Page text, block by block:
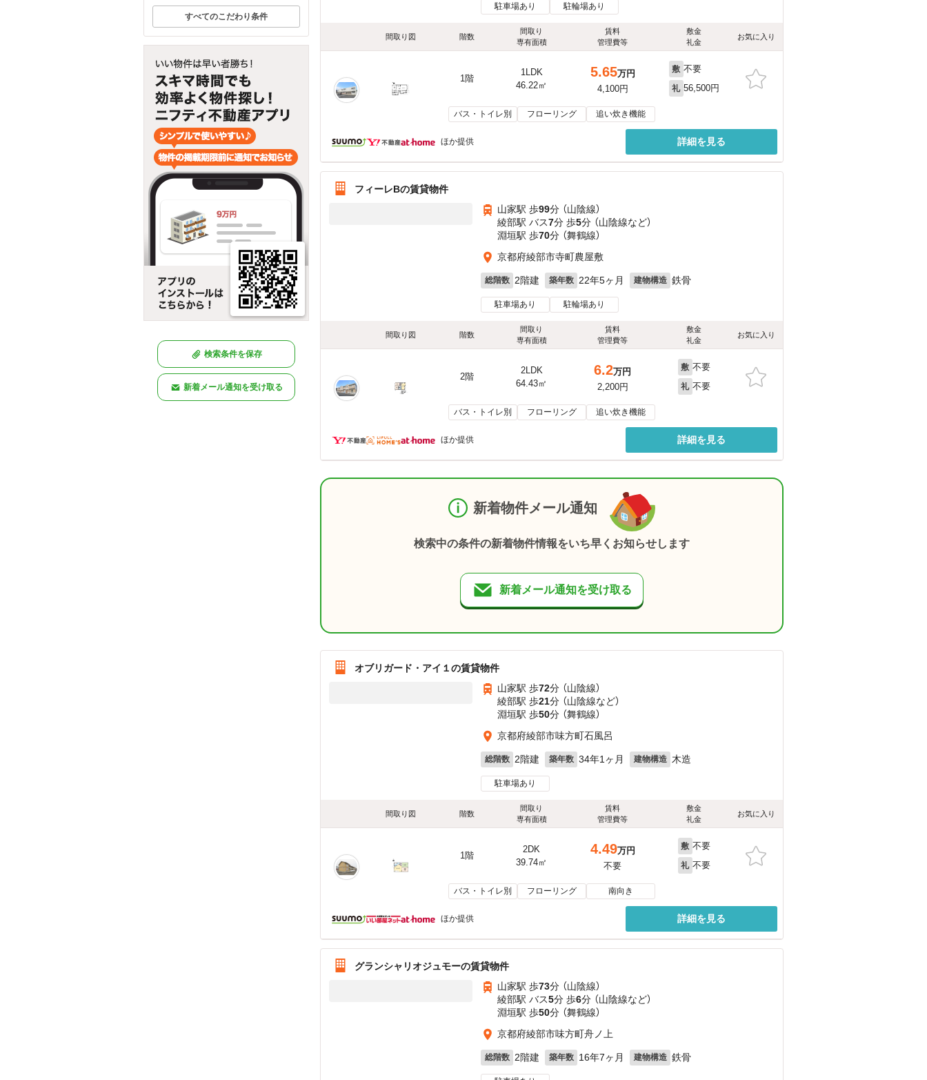
すべてのこだわり条件
検索条件を保存
新着メール通知を受け取る
駐車場あり 駐輪場あり
間取り図 階数
間取り
専有面積
賃料
管理費等
敷金
礼金
お気に入り
1階
1LDK
46.22㎡
5.65万円
4,100円
敷 不要
礼 56,500円
バス・トイレ別 フローリング 追い炊き機能
ほか提供 詳細を見る
フィーレBの賃貸物件
山家駅 歩99分 （山陰線）
綾部駅 バス7分 歩5分 （山陰線など）
淵垣駅 歩70分 （舞鶴線）
京都府綾部市寺町農屋敷
総階数 2階建 築年数 22年5ヶ月 建物構造 鉄骨
駐車場あり 駐輪場あり
間取り図 階数
間取り
専有面積
賃料
管理費等
敷金
礼金
お気に入り
2階
2LDK
64.43㎡
6.2万円
2,200円
敷 不要
礼 不要
バス・トイレ別 フローリング 追い炊き機能
ほか提供 詳細を見る
新着物件メール通知
検索中の条件の新着物件情報をいち早くお知らせします
新着メール通知を受け取る
オブリガード・アイ１の賃貸物件
山家駅 歩72分 （山陰線）
綾部駅 歩21分 （山陰線など）
淵垣駅 歩50分 （舞鶴線）
京都府綾部市味方町石風呂
総階数 2階建 築年数 34年1ヶ月 建物構造 木造
駐車場あり
間取り図 階数
間取り
専有面積
賃料
管理費等
敷金
礼金
お気に入り
1階
2DK
39.74㎡
4.49万円
不要
敷 不要
礼 不要
バス・トイレ別 フローリング 南向き
ほか提供 詳細を見る
グランシャリオジュモーの賃貸物件
山家駅 歩73分 （山陰線）
綾部駅 バス5分 歩6分 （山陰線など）
淵垣駅 歩50分 （舞鶴線）
京都府綾部市味方町舟ノ上
総階数 2階建 築年数 16年7ヶ月 建物構造 鉄骨